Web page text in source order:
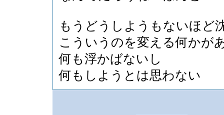
もうどうしようもないほど
こういうのを変える何かが
何も浮かばないし
何もしようとは思わない